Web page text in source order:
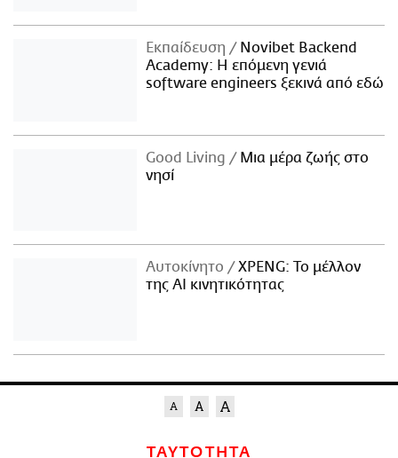
Εκπαίδευση
Novibet Backend
Academy: Η επόμενη γενιά
software engineers ξεκινά από εδώ
Good Living
Μια μέρα ζωής στο
νησί
Αυτοκίνητο
XPENG: Το μέλλον
της AI κινητικότητας
ΤΑΥΤΟΤΗΤΑ